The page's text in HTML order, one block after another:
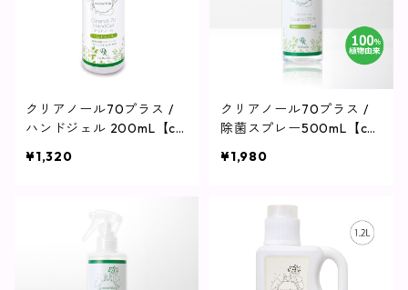
クリアノール70プラス /
ハンドジェル 200mL【co
¥1,320
クリアノール70プラス /
除菌スプレー500mL【co
¥1,980